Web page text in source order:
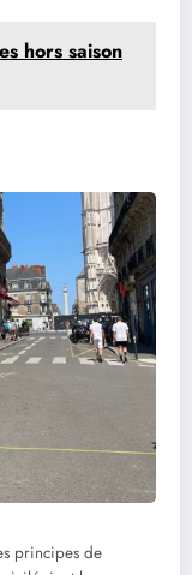
hors saison
principes de